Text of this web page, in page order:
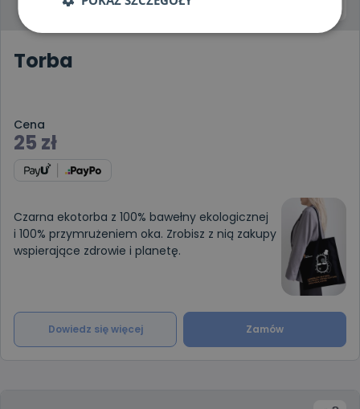
Torba
Cena
25 zł
Czarna ekotorba z 100% bawełny ekologicznej
i 100% przymrużeniem oka. Zrobisz z nią zakupy
wspierające zdrowie i planetę.
Dowiedz się więcej Zamów